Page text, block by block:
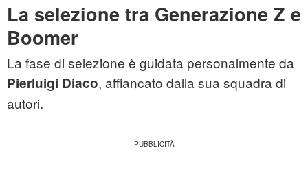
La selezione tra Generazione Z e
Boomer
La fase di selezione è guidata personalmente da
Pierluigi Diaco, affiancato dalla sua squadra di
autori.